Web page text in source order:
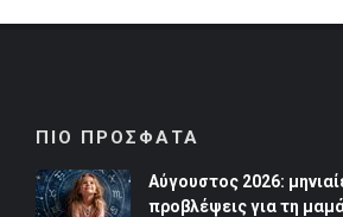
ΠΙΟ ΠΡΟΣΦΑΤΑ
Αύγουστος 2026:
προβλέψεις για τη